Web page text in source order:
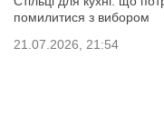
помилитися з вибором
21.07.2026, 21:54